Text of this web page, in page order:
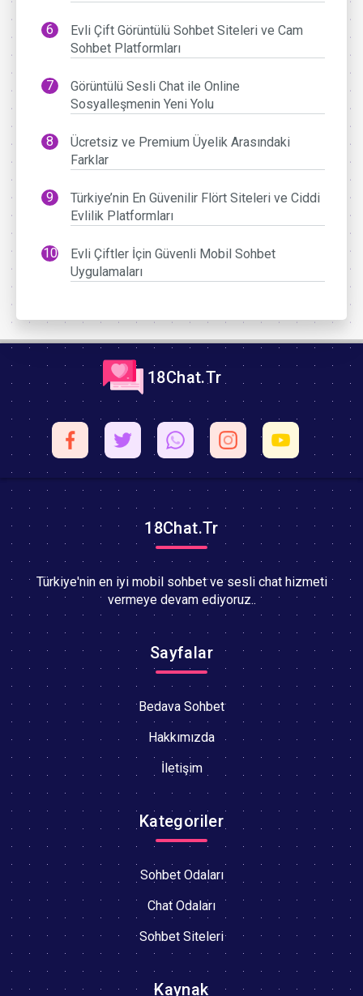
Evli Çift Görüntülü Sohbet Siteleri ve Cam
Sohbet Platformları
Görüntülü Sesli Chat ile Online
Sosyalleşmenin Yeni Yolu
Ücretsiz ve Premium Üyelik Arasındaki
Farklar
Türkiye’nin En Güvenilir Flört Siteleri ve Ciddi
Evlilik Platformları
Evli Çiftler İçin Güvenli Mobil Sohbet
Uygulamaları
18Chat.Tr
18Chat.Tr
Türkiye'nin en iyi mobil sohbet ve sesli chat hizmeti
vermeye devam ediyoruz..
Sayfalar
Bedava Sohbet
Hakkımızda
İletişim
Kategoriler
Sohbet Odaları
Chat Odaları
Sohbet Siteleri
Kaynak